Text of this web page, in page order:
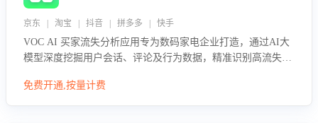
京东 | 淘宝 | 抖音 | 拼多多 | 快手
VOC AI 买家流失分析应用专为数码家电企业打造，通过AI大
模型深度挖掘用户会话、评论及行为数据，精准识别高流失风
迟、竞品价格冲击等。系统自动输出可落地的挽回策略，迅速
免费开通,按量计费